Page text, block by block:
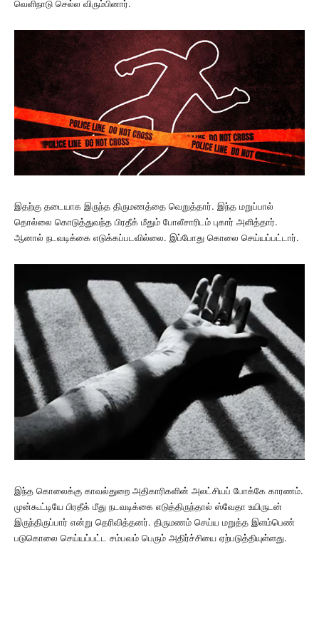
வெளிநாடு செல்ல விரும்பினார்.
இதற்கு தடையாக இருந்த திருமணத்தை வெறுத்தார். இந்த மறுப்பால்
தொல்லை கொடுத்துவந்த பிரதீக் மீதும் போலீசாரிடம் புகார் அளித்தார்.
ஆனால் நடவடிக்கை எடுக்கப்படவில்லை. இப்போது கொலை செய்யப்பட்டார்.
இந்த கொலைக்கு காவல்துறை அதிகாரிகளின் அலட்சியப் போக்கே காரணம்.
முன்கூட்டியே பிரதீக் மீது நடவடிக்கை எடுத்திருந்தால் ஸ்வேதா உயிருடன்
இருந்திருப்பார் என்று தெரிவித்தனர். திருமணம் செய்ய மறுத்த இளம்பெண்
படுகொலை செய்யப்பட்ட சம்பவம் பெரும் அதிர்ச்சியை ஏற்படுத்தியுள்ளது.